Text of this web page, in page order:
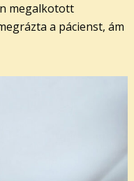
megalkotott
a pácienst, ám